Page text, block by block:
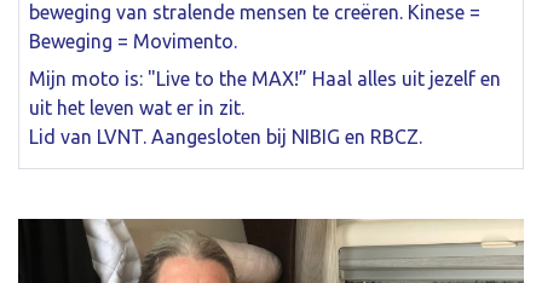
beweging van stralende mensen te creëren. Kinese =
Beweging = Movimento.
Mijn moto is: "Live to the MAX!” Haal alles uit jezelf en
uit het leven wat er in zit.
Lid van LVNT. Aangesloten bij NIBIG en RBCZ.